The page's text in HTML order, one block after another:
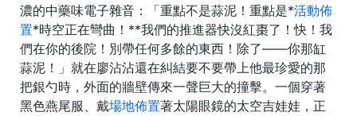
濃的中藥味電子雜音：「重點不是蒜泥！重點是*活動佈
置*時空正在彎曲！**我們的推進器快沒紅棗了！快！我
們在你的後院！別帶任何多餘的東西！除了——你那缸
蒜泥！」就在廖沾沾還在糾結要不要帶上他最珍愛的那
把銀勺時，外面的牆壁傳來一聲巨大的撞擊。一個穿著
黑色燕尾服、戴場地佈置著太陽眼鏡的太空吉娃娃，正